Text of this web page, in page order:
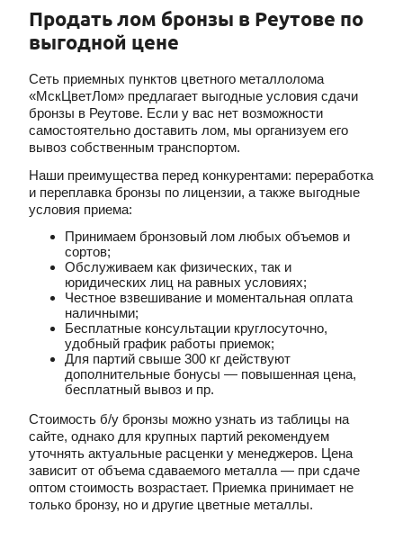
Продать лом бронзы в Реутове по
выгодной цене
Сеть приемных пунктов цветного металлолома
«МскЦветЛом» предлагает выгодные условия сдачи
бронзы в Реутове. Если у вас нет возможности
самостоятельно доставить лом, мы организуем его
вывоз собственным транспортом.
Наши преимущества перед конкурентами: переработка
и переплавка бронзы по лицензии, а также выгодные
условия приема:
Принимаем бронзовый лом любых объемов и
сортов;
Обслуживаем как физических, так и
юридических лиц на равных условиях;
Честное взвешивание и моментальная оплата
наличными;
Бесплатные консультации круглосуточно,
удобный график работы приемок;
Для партий свыше 300 кг действуют
дополнительные бонусы — повышенная цена,
бесплатный вывоз и пр.
Стоимость б/у бронзы можно узнать из таблицы на
сайте, однако для крупных партий рекомендуем
уточнять актуальные расценки у менеджеров. Цена
зависит от объема сдаваемого металла — при сдаче
оптом стоимость возрастает. Приемка принимает не
только бронзу, но и другие цветные металлы.